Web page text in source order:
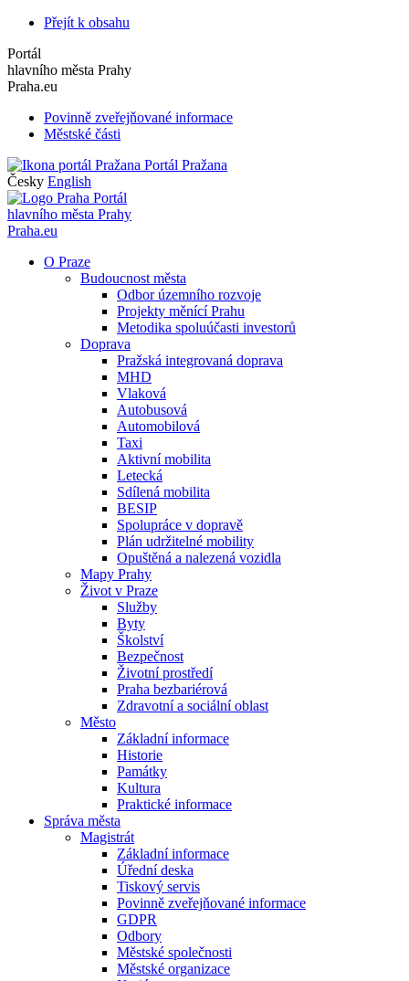
Přejít k obsahu
Portál
hlavního města Prahy
Praha.eu
Povinně zveřejňované informace
Městské části
Portál Pražana
Česky English
Portál
hlavního města Prahy
Praha.eu
O Praze
Budoucnost města
Odbor územního rozvoje
Projekty měnící Prahu
Metodika spoluúčasti investorů
Doprava
Pražská integrovaná doprava
MHD
Vlaková
Autobusová
Automobilová
Taxi
Aktivní mobilita
Letecká
Sdílená mobilita
BESIP
Spolupráce v dopravě
Plán udržitelné mobility
Opuštěná a nalezená vozidla
Mapy Prahy
Život v Praze
Služby
Byty
Školství
Bezpečnost
Životní prostředí
Praha bezbariérová
Zdravotní a sociální oblast
Město
Základní informace
Historie
Památky
Kultura
Praktické informace
Správa města
Magistrát
Základní informace
Úřední deska
Tiskový servis
Povinně zveřejňované informace
GDPR
Odbory
Městské společnosti
Městské organizace